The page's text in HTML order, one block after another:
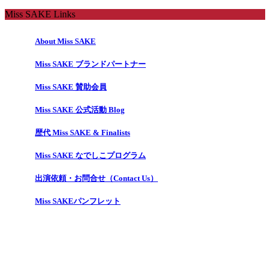
Miss SAKE Links
About Miss SAKE
Miss SAKE ブランドパートナー
Miss SAKE 賛助会員
Miss SAKE 公式活動 Blog
歴代 Miss SAKE & Finalists
Miss SAKE なでしこプログラム
出演依頼・お問合せ（Contact Us）
Miss SAKEパンフレット